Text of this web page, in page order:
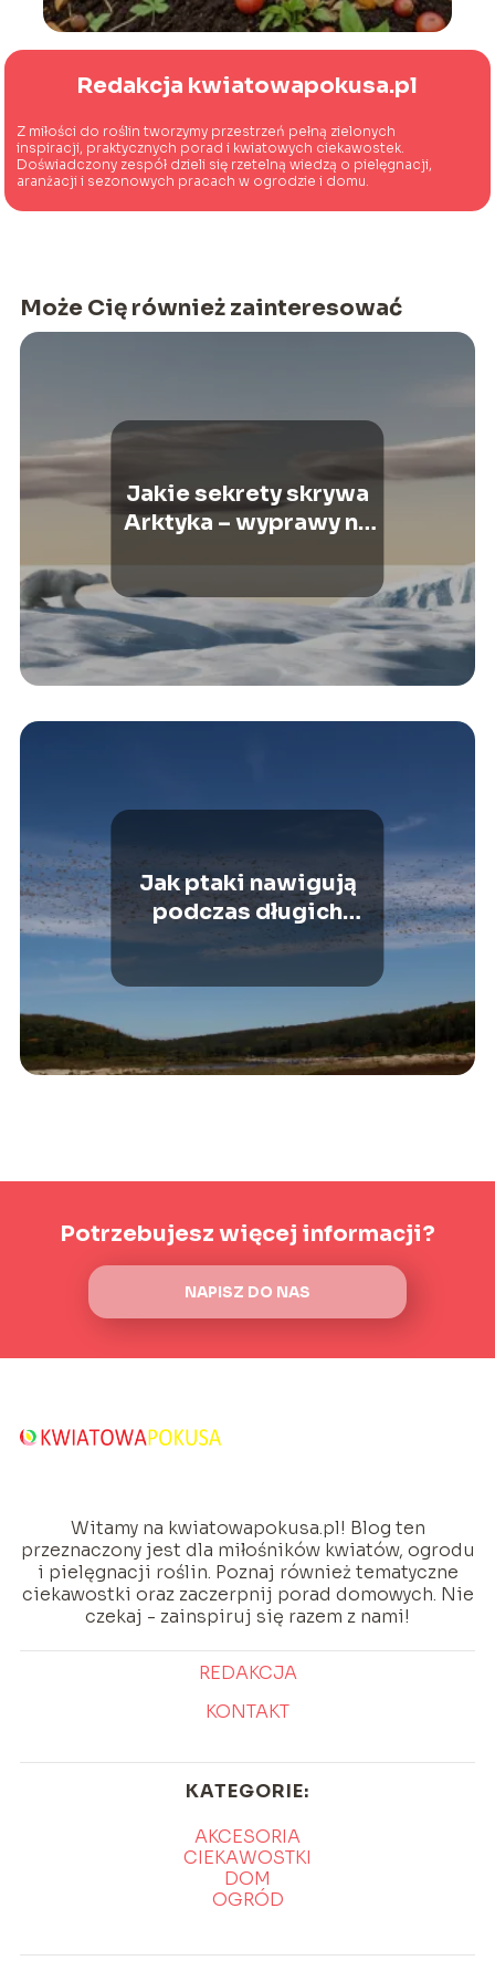
Redakcja kwiatowapokusa.pl
Z miłości do roślin tworzymy przestrzeń pełną zielonych
inspiracji, praktycznych porad i kwiatowych ciekawostek.
Doświadczony zespół dzieli się rzetelną wiedzą o pielęgnacji,
aranżacji i sezonowych pracach w ogrodzie i domu.
Może Cię również zainteresować
Jakie sekrety skrywa
Arktyka – wyprawy na
Jak ptaki nawigują
podczas długich
wędrówek – tajemnice
Potrzebujesz więcej informacji?
NAPISZ DO NAS
Witamy na kwiatowapokusa.pl! Blog ten
przeznaczony jest dla miłośników kwiatów, ogrodu
i pielęgnacji roślin. Poznaj również tematyczne
ciekawostki oraz zaczerpnij porad domowych. Nie
czekaj - zainspiruj się razem z nami!
REDAKCJA
KONTAKT
KATEGORIE:
AKCESORIA
CIEKAWOSTKI
DOM
OGRÓD